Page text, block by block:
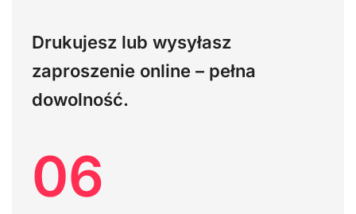
Drukujesz lub wysyłasz
zaproszenie online – pełna
dowolność.
06